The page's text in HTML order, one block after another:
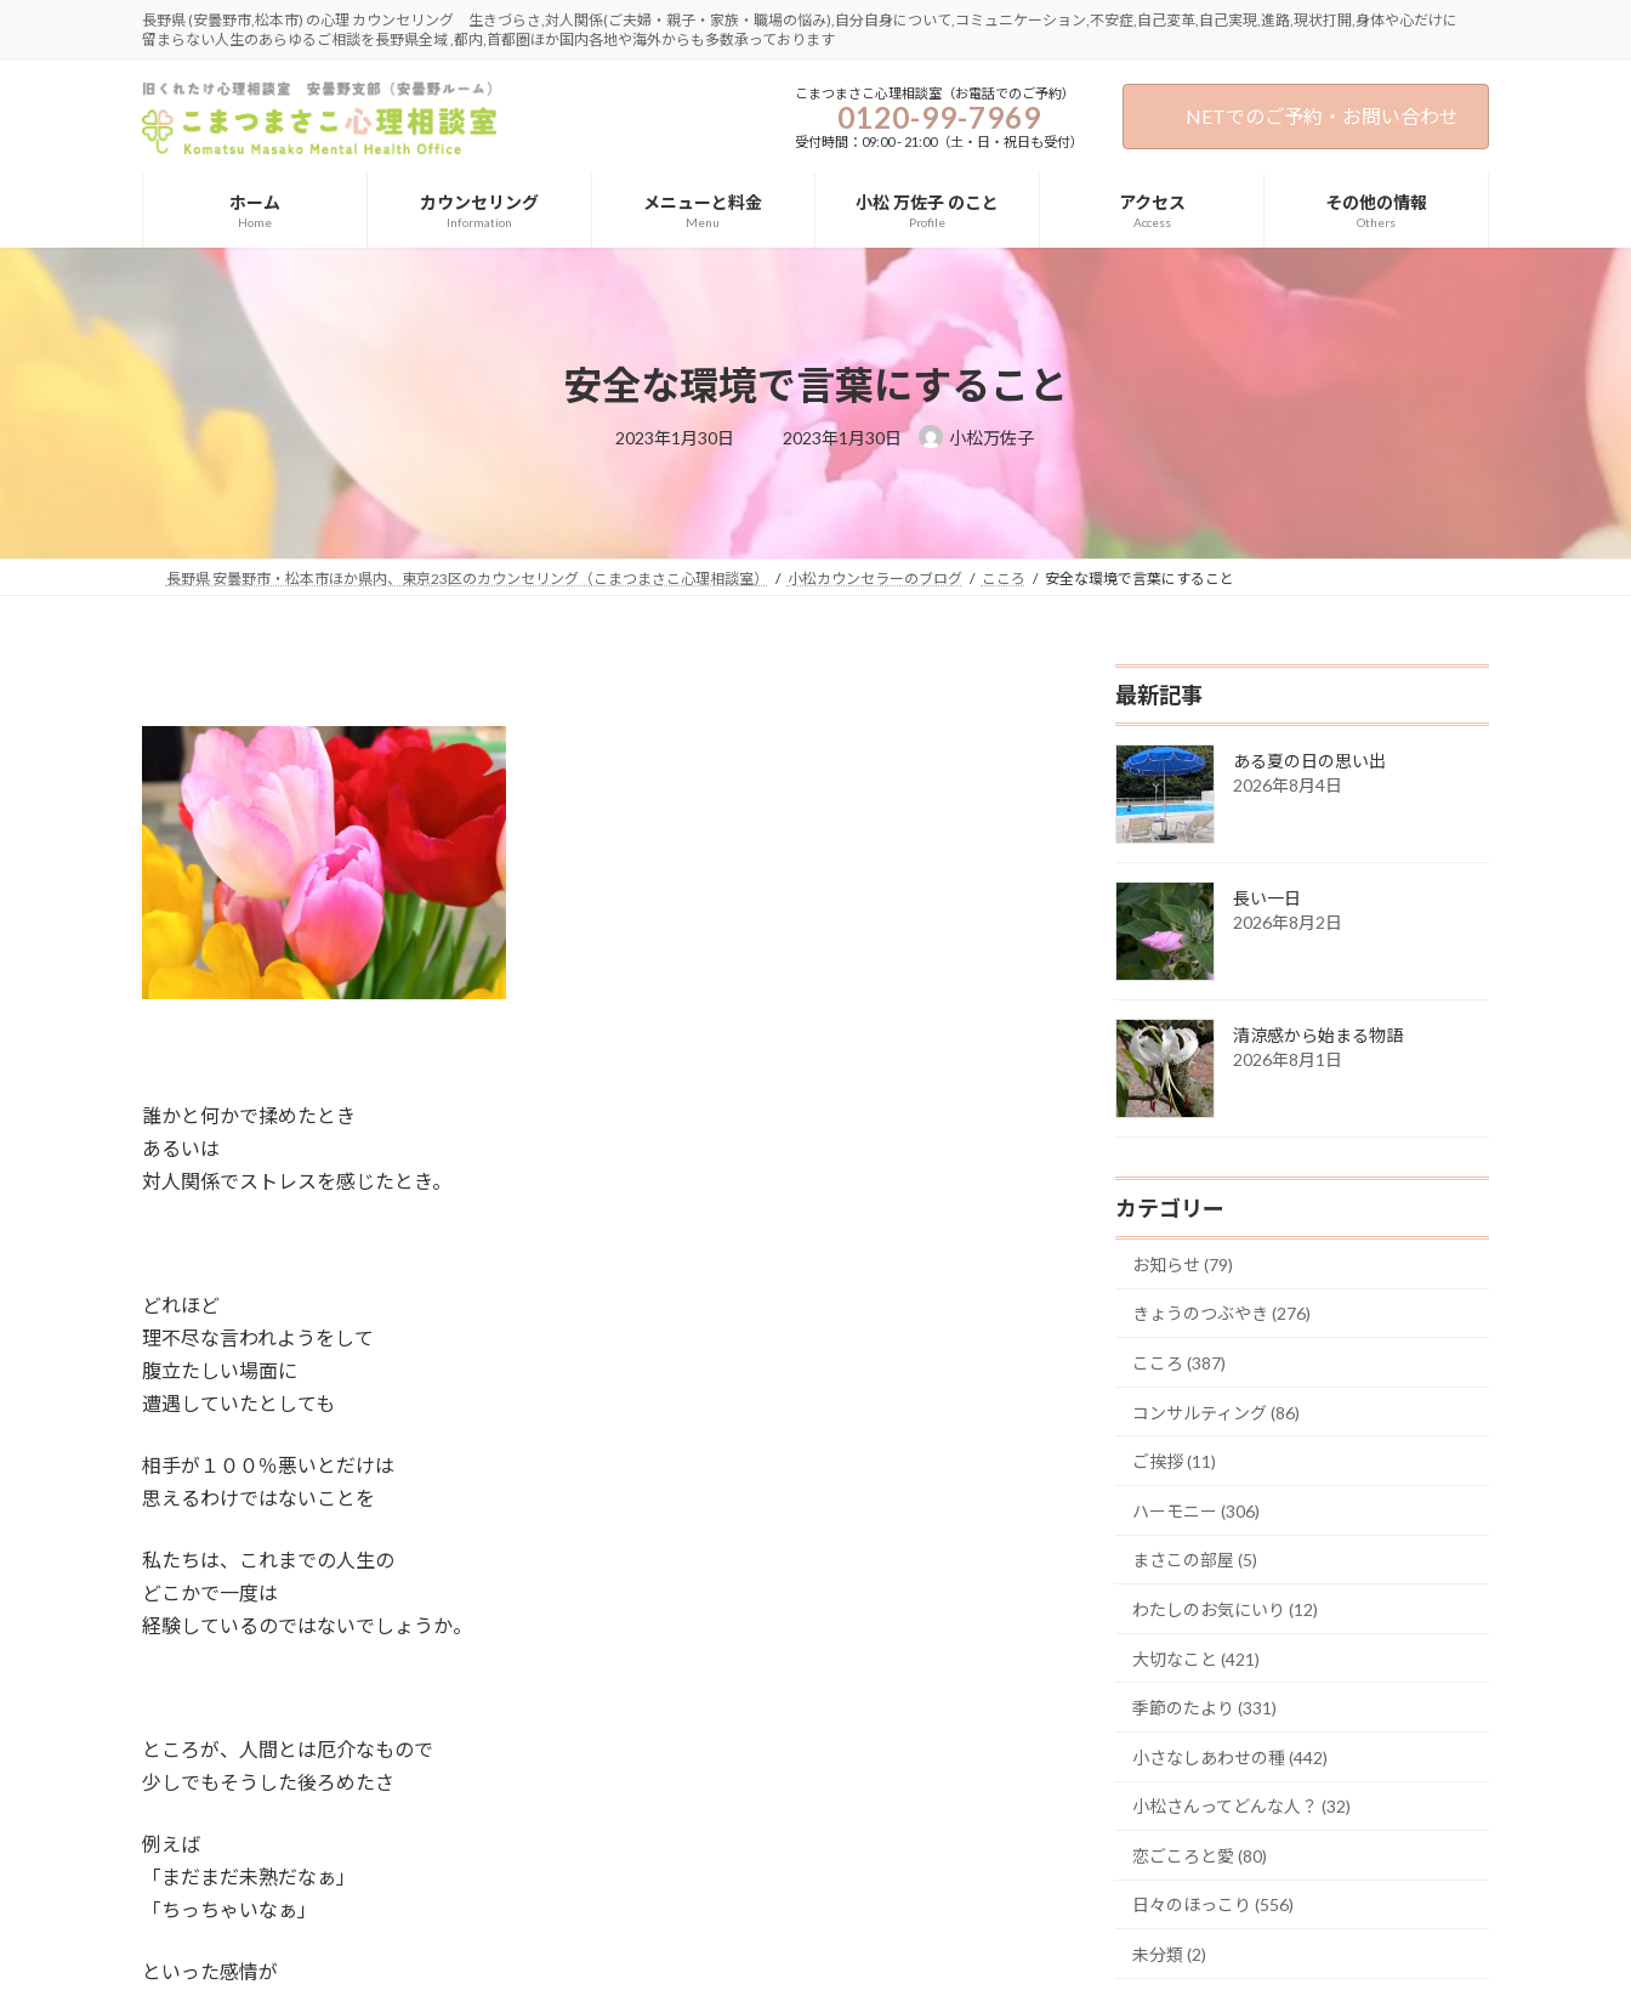
ッ
移
長野県 (安曇野市,松本市) の心理 カウンセリング 生きづらさ,対人関係(ご夫婦・親子・家族・職場の悩み),自分自身について,コミュニケーション,不安症,自己変革,自己実現,進路,現状打開,身体や心だけに
留まらない人生のあらゆるご相談を長野県全域 ,都内,首都圏ほか国内各地や海外からも多数承っております
こまつまさこ心理相談室（お電話でのご予約）
0120-99-7969
受付時間：09:00 - 21:00（土・日・祝日も受付）
NETでのご予約・お問い合わせ
ホーム
Home
カウンセリング
Information
メニューと料金
Menu
小松 万佐子 のこと
Profile
アクセス
Access
その他の情報
Others
安全な環境で言葉にすること
2023年1月30日
最
終
2023年1月30日 小松万佐子
長野県 安曇野市・松本市ほか県内、東京23区のカウンセリング（こまつまさこ心理相談室） 小松カウンセラーのブログ こころ 安全な環境で言葉にすること
誰かと何かで揉めたとき
あるいは
対人関係でストレスを感じたとき。
どれほど
理不尽な言われようをして
腹立たしい場面に
遭遇していたとしても
相手が１００％悪いとだけは
思えるわけではないことを
私たちは、これまでの人生の
どこかで一度は
経験しているのではないでしょうか。
ところが、人間とは厄介なもので
少しでもそうした後ろめたさ
例えば
「まだまだ未熟だなぁ」
「ちっちゃいなぁ」
といった感情が
最新記事
ある夏の日の思い出
2026年8月4日
長い一日
2026年8月2日
清涼感から始まる物語
2026年8月1日
カテゴリー
お知らせ (79)
きょうのつぶやき (276)
こころ (387)
コンサルティング (86)
ご挨拶 (11)
ハーモニー (306)
まさこの部屋 (5)
わたしのお気にいり (12)
大切なこと (421)
季節のたより (331)
小さなしあわせの種 (442)
小松さんってどんな人？ (32)
恋ごころと愛 (80)
日々のほっこり (556)
未分類 (2)